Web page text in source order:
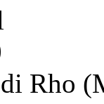
di Rho